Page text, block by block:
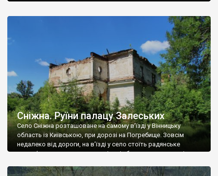
Наддністрянське відрізняється від більшості навколишніх
сіл. У селі є мурована Михайлівська церква. Точної дати […]
Сніжна. Руїни палацу Залеських
Село Сніжна розташоване на самому в’їзді у Вінницьку
область із Київською, при дорозі на Погребище. Зовсім
недалеко від дороги, на в’їзді у село стоїть радянське
рельєфне пано, яке показує жінку і яблуню, а трохи далі, десь
не видно, але видно дві стареньких колії у траві – […]